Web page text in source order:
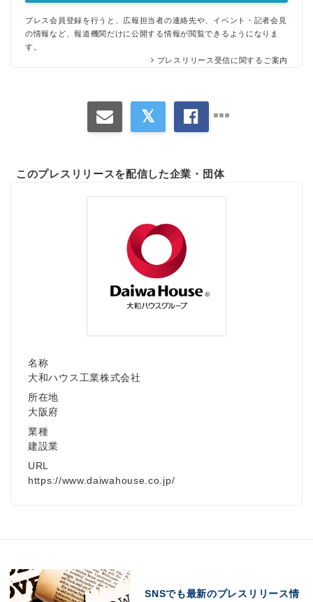
プレス会員登録を行うと、広報担当者の連絡先や、イベント・記者会見
の情報など、報道機関だけに公開する情報が閲覧できるようになりま
す。
プレスリリース受信に関するご案内
このプレスリリースを配信した企業・団体
名称
大和ハウス工業株式会社
所在地
大阪府
業種
建設業
URL
https://www.daiwahouse.co.jp/
SNSでも最新のプレスリリース情
English